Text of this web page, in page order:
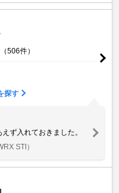
（506件）
探す
ず入れておきました。
STI）